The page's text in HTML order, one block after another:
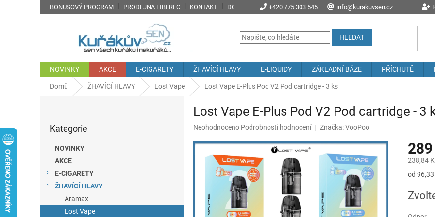
+420 775 303 545 info@kurakuvsen.cz
BONUSOVÝ PROGRAM PRODEJNA LIBEREC KONTAKT DOPRAVA A POŠTOVNÉ PROČ NAKOUPIT U NÁS? JAK NAKUPOVAT
HLEDAT
NOVINKY AKCE E-CIGARETY ŽHAVÍCÍ HLAVY E-LIQUIDY ZÁKLADNÍ BÁZE PŘÍCHUTĚ
Domů ŽHAVÍCÍ HLAVY Lost Vape Lost Vape E-Plus Pod V2 Pod cartridge - 3 ks
a
kategorie
Kategorie
NOVINKY
AKCE
E-CIGARETY
ŽHAVÍCÍ HLAVY
Aramax
Lost Vape
Lost Vape E-Plus Pod V2 Pod cartridge - 3
Průměrné
produktu
je
Neohodnoceno Podrobnosti hodnocení Značka:VooPoo
238,84
Měrná
od